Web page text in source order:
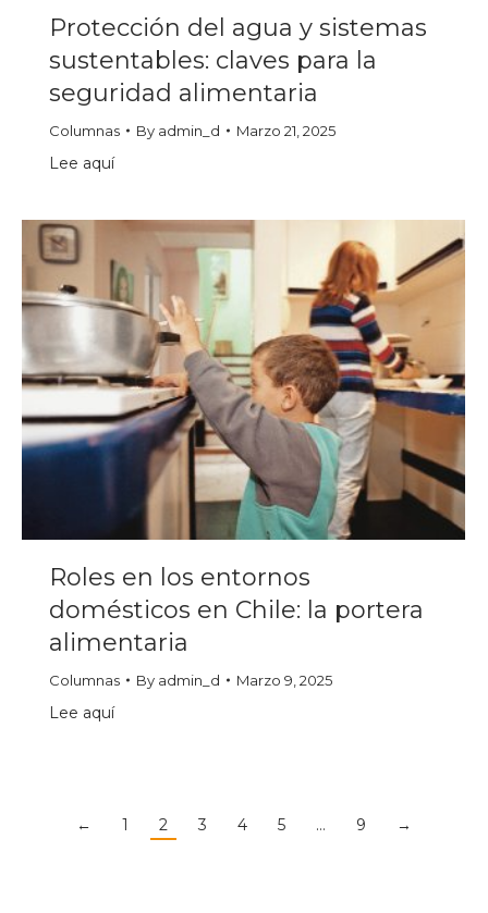
Protección del agua y sistemas
sustentables: claves para la
seguridad alimentaria
Columnas By admin_d Marzo 21, 2025
Lee aquí
Roles en los entornos
domésticos en Chile: la portera
alimentaria
Columnas By admin_d Marzo 9, 2025
Lee aquí
← 1 2 3 4 5 … 9 →